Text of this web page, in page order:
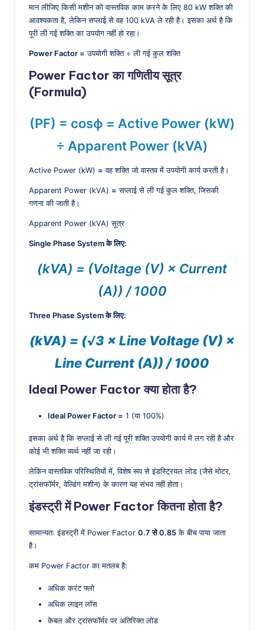
मान लीजिए किसी मशीन को वास्तविक काम करने के लिए 80 kW शक्ति की
आवश्यकता है, लेकिन सप्लाई से वह 100 kVA ले रही है। इसका अर्थ है कि
पूरी ली गई शक्ति का उपयोग नहीं हो रहा।
Power Factor = उपयोगी शक्ति ÷ ली गई कुल शक्ति
Power Factor का गणितीय सूत्र
(Formula)
(PF) = cosϕ = Active Power (kW)
÷ Apparent Power (kVA)
Active Power (kW) = वह शक्ति जो वास्तव में उपयोगी कार्य करती है।
Apparent Power (kVA) = सप्लाई से ली गई कुल शक्ति, जिसकी
गणना की जाती है।
Apparent Power (kVA) सूत्र
Single Phase System के लिए:
(kVA) = (Voltage (V) × Current
(A)) / 1000
Three Phase System के लिए:
(kVA) = (√3 × Line Voltage (V) ×
Line Current (A)) / 1000
Ideal Power Factor क्या होता है?
Ideal Power Factor = 1 (या 100%)
इसका अर्थ है कि सप्लाई से ली गई पूरी शक्ति उपयोगी कार्य में लग रही है और
कोई भी शक्ति व्यर्थ नहीं जा रही।
लेकिन वास्तविक परिस्थितियों में, विशेष रूप से इंडस्ट्रियल लोड (जैसे मोटर,
ट्रांसफॉर्मर, वेल्डिंग मशीन) के कारण यह संभव नहीं होता।
इंडस्ट्री में Power Factor कितना होता है?
सामान्यतः इंडस्ट्री में Power Factor 0.7 से 0.85 के बीच पाया जाता
है।
कम Power Factor का मतलब है:
अधिक करंट फ्लो
अधिक लाइन लॉस
केबल और ट्रांसफॉर्मर पर अतिरिक्त लोड